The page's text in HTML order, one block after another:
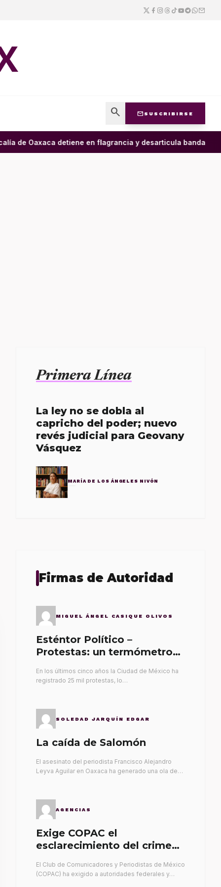
search mail SUSCRIBIRSE
de Oaxaca detiene en flagrancia y desarticula banda
Primera Línea
La ley no se dobla al
capricho del poder; nuevo
revés judicial para Geovany
Vásquez
MARÍA DE LOS ÁNGELES NIVÓN
Firmas de Autoridad
MIGUEL ÁNGEL CASIQUE OLIVOS
Esténtor Político –
Protestas: un termómetro
En los últimos cinco años la Ciudad de México ha
registrado 25 mil protestas, lo…
SOLEDAD JARQUÍN EDGAR
La caída de Salomón
El asesinato del periodista Francisco Alejandro
Leyva Aguilar en Oaxaca ha generado una ola de…
AGENCIAS
Exige COPAC el
esclarecimiento del crimen
El Club de Comunicadores y Periodistas de México
(COPAC) ha exigido a autoridades federales y…